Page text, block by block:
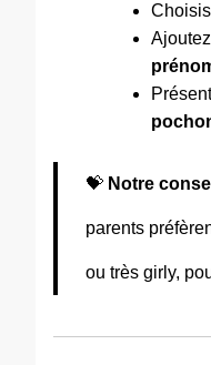
💝 Notre
parents
ou très girly,